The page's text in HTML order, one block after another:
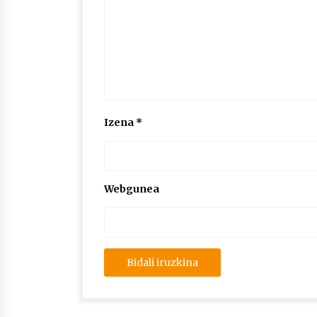
Izena *
Webgunea